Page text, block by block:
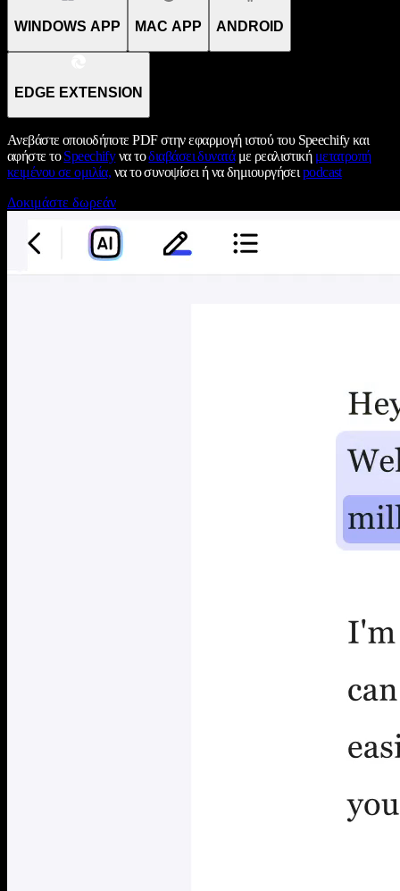
WINDOWS APP MAC APP ANDROID
EDGE EXTENSION
Ανεβάστε οποιοδήποτε PDF στην εφαρμογή ιστού του Speechify και
αφήστε τοSpeechifyνα τοδιαβάσει δυνατάμε ρεαλιστική μετατροπή
κειμένου σε ομιλία, να το συνοψίσει ή να δημιουργήσει podcast
Δοκιμάστε δωρεάν